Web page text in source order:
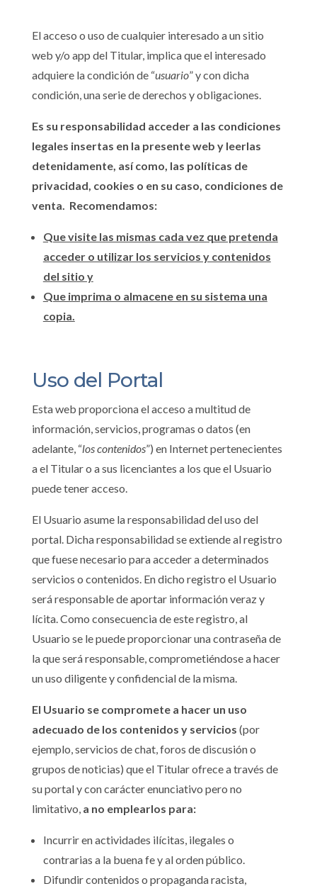
El acceso o uso de cualquier interesado a un sitio
web y/o app del Titular, implica que el interesado
adquiere la condición de “usuario” y con dicha
condición, una serie de derechos y obligaciones.
Es su responsabilidad acceder a las condiciones
legales insertas en la presente web y leerlas
detenidamente, así como, las políticas de
privacidad, cookies o en su caso, condiciones de
venta. Recomendamos:
Que visite las mismas cada vez que pretenda
acceder o utilizar los servicios y contenidos
del sitio y
Que imprima o almacene en su sistema una
copia.
Uso del Portal
Esta web proporciona el acceso a multitud de
información, servicios, programas o datos (en
adelante, “los contenidos”) en Internet pertenecientes
a el Titular o a sus licenciantes a los que el Usuario
puede tener acceso.
El Usuario asume la responsabilidad del uso del
portal. Dicha responsabilidad se extiende al registro
que fuese necesario para acceder a determinados
servicios o contenidos. En dicho registro el Usuario
será responsable de aportar información veraz y
lícita. Como consecuencia de este registro, al
Usuario se le puede proporcionar una contraseña de
la que será responsable, comprometiéndose a hacer
un uso diligente y confidencial de la misma.
El Usuario se compromete a hacer un uso
adecuado de los contenidos y servicios (por
ejemplo, servicios de chat, foros de discusión o
grupos de noticias) que el Titular ofrece a través de
su portal y con carácter enunciativo pero no
limitativo, a no emplearlos para:
Incurrir en actividades ilícitas, ilegales o
contrarias a la buena fe y al orden público.
Difundir contenidos o propaganda racista,